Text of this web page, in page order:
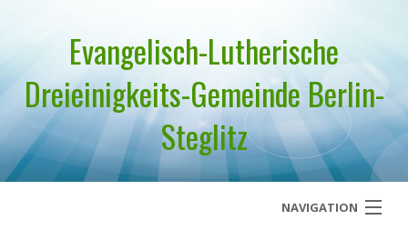
Evangelisch-Lutherische
Dreieinigkeits-Gemeinde Berlin-
Steglitz
NAVIGATION